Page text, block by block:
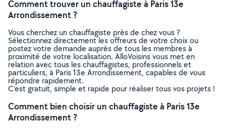
Comment trouver un chauffagiste à Paris 13e
Arrondissement ?
Vous cherchez un chauffagiste près de chez vous ?
Sélectionnez directement les offreurs de votre choix ou
postez votre demande auprès de tous les membres à
proximité de votre localisation. AlloVoisins vous met en
relation avec tous les chauffagistes, professionnels et
particuliers, à Paris 13e Arrondissement, capables de vous
répondre rapidement.
C’est gratuit, simple et rapide pour réaliser tous vos projets !
Comment bien choisir un chauffagiste à Paris 13e
Arrondissement ?